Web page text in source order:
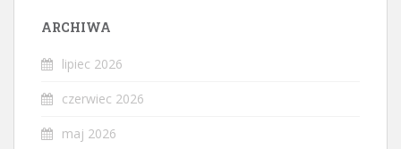
ARCHIWA
lipiec 2026
czerwiec 2026
maj 2026